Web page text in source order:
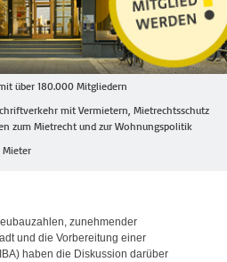
über 180.000 Mitgliedern
mit Vermietern, Mietrechtsschutz
zum Mietrecht und zur Wohnungspolitik
Mieter
zunehmender
und die Vorbereitung einer
haben die Diskussion darüber